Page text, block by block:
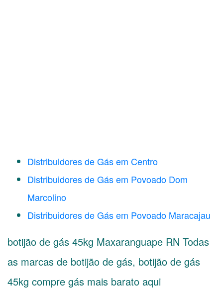
Distribuidores de Gás em Centro
Distribuidores de Gás em Povoado Dom
Marcolino
Distribuidores de Gás em Povoado Maracajau
botijão de gás 45kg Maxaranguape RN Todas
as marcas de botijão de gás, botijão de gás
45kg compre gás mais barato aqui